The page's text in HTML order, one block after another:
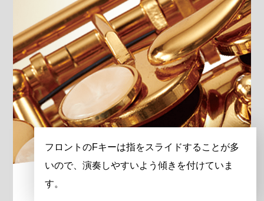
フロントのFキーは指をスライドすることが多
いので、演奏しやすいよう傾きを付けていま
す。